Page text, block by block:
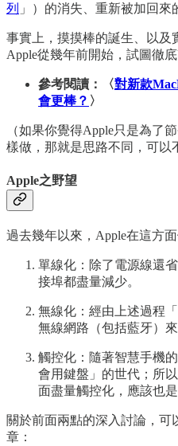
列 」）的消失、重新被加回來
事實上，摸摸棒的誕生、以及
Apple從幾年前開始，試圖徹
參考閱讀：〈對新款
會更棒？ 〉
（如果你覺得Apple只是為了
樣做，那就是思路不同，可以
Apple之野望
過去幾年以來，Apple在這方面
單線化：除了電源線還
接埠都盡量減少。
無線化：經由上述過程
無線網路（包括藍牙）來
觸控化：隨著智慧手機
會用鍵盤」的世代；所
面盡量觸控化，應該也是
關於前面兩點的深入討論，可
章：